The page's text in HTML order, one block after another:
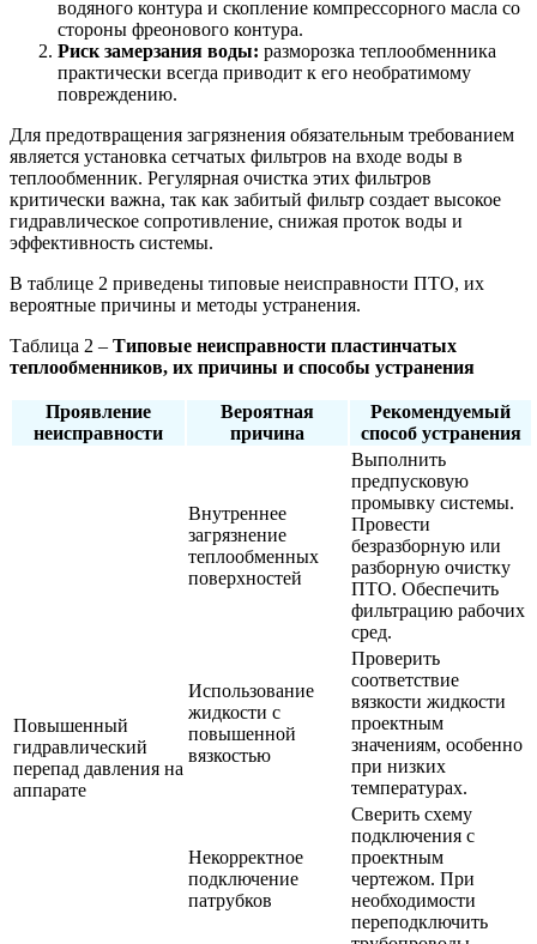
водяного контура и скопление компрессорного масла со
стороны фреонового контура.
Риск замерзания воды: разморозка теплообменника
практически всегда приводит к его необратимому
повреждению.
Для предотвращения загрязнения обязательным требованием
является установка сетчатых фильтров на входе воды в
теплообменник. Регулярная очистка этих фильтров
критически важна, так как забитый фильтр создает высокое
гидравлическое сопротивление, снижая проток воды и
эффективность системы.
В таблице 2 приведены типовые неисправности ПТО, их
вероятные причины и методы устранения.
Таблица 2 – Типовые неисправности пластинчатых
теплообменников, их причины и способы устранения
Проявление
неисправности
Вероятная
причина
Рекомендуемый
способ устранения
Повышенный
гидравлический
перепад давления на
аппарате
Внутреннее
загрязнение
теплообменных
поверхностей
Выполнить
предпусковую
промывку системы.
Провести
безразборную или
разборную очистку
ПТО. Обеспечить
фильтрацию рабочих
сред.
Использование
жидкости с
повышенной
вязкостью
Проверить
соответствие
вязкости жидкости
проектным
значениям, особенно
при низких
температурах.
Некорректное
подключение
патрубков
Сверить схему
подключения с
проектным
чертежом. При
необходимости
переподключить